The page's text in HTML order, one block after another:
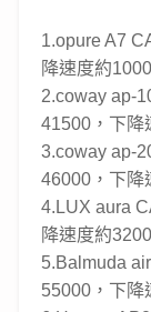
1.opure A7
降速度約
2.coway ap-
41500，下降
3.coway ap-
46000，下降
4.LUX aura
降速度約
5.Balmuda
55000，下降